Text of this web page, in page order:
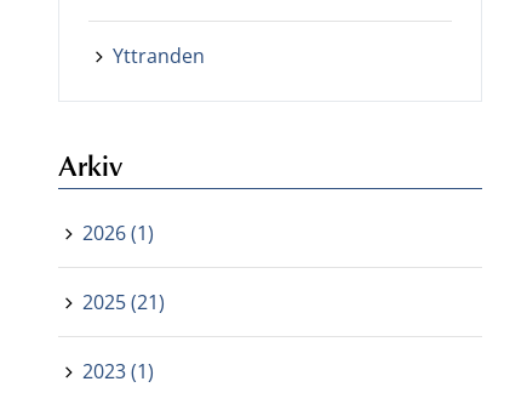
Yttranden
Arkiv
2026 (1)
2025 (21)
2023 (1)